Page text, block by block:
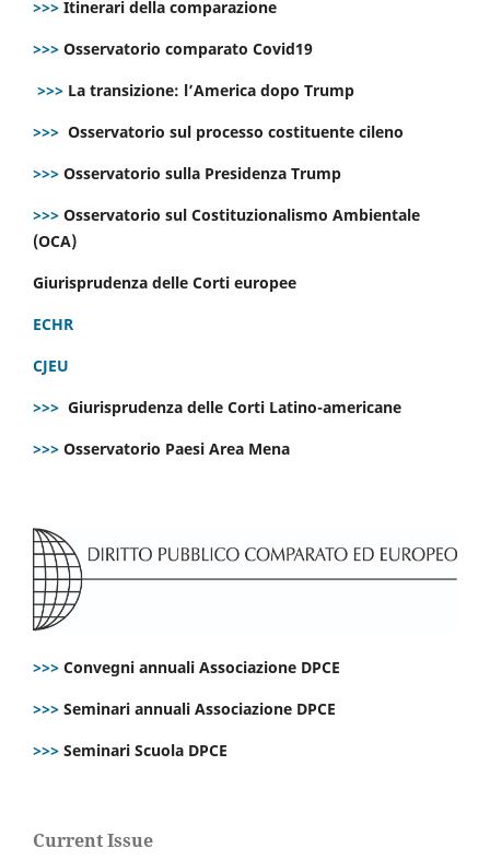
>>> Itinerari della comparazione
>>> Osservatorio comparato Covid19
>>> La transizione: l’America dopo Trump
>>> Osservatorio sul processo costituente cileno
>>> Osservatorio sulla Presidenza Trump
>>> Osservatorio sul Costituzionalismo Ambientale
(OCA)
Giurisprudenza delle Corti europee
ECHR
CJEU
>>> Giurisprudenza delle Corti Latino-americane
>>> Osservatorio Paesi Area Mena
>>> Convegni annuali Associazione DPCE
>>> Seminari annuali Associazione DPCE
>>> Seminari Scuola DPCE
Current Issue